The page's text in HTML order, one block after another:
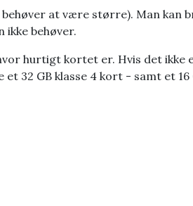
at være større). Man kan
behøver.
hurtigt kortet er. Hvis det ikke
32 GB klasse 4 kort - samt et 16